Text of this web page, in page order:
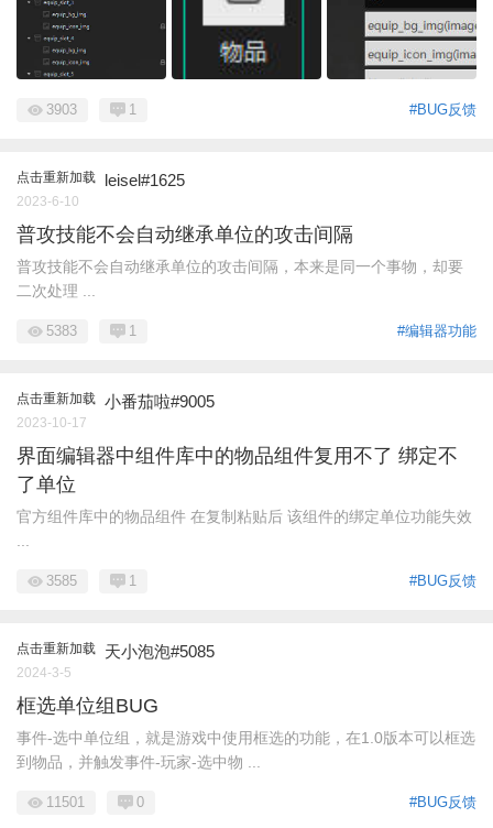
#BUG反馈
3903 1
点击重新加载 leisel#1625
2023-6-10
普攻技能不会自动继承单位的攻击间隔
普攻技能不会自动继承单位的攻击间隔，本来是同一个事物，却要
二次处理 ...
#编辑器功能
5383 1
点击重新加载 小番茄啦#9005
2023-10-17
界面编辑器中组件库中的物品组件复用不了 绑定不
了单位
官方组件库中的物品组件 在复制粘贴后 该组件的绑定单位功能失效
#BUG反馈
3585 1
点击重新加载 天小泡泡#5085
2024-3-5
框选单位组BUG
事件-选中单位组，就是游戏中使用框选的功能，在1.0版本可以框选
到物品，并触发事件-玩家-选中物 ...
#BUG反馈
11501 0